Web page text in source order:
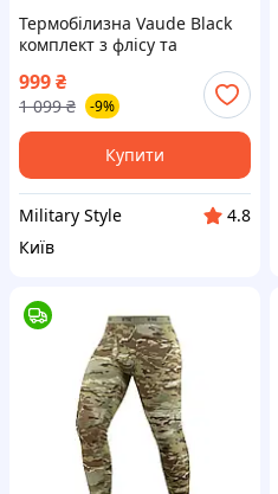
Термобілизна Vaude Black
комплект з флісу та
поліестеру для активного
відпочинку L 1
999₴
1 099 ₴ -9%
Купити
Military Style
4.8
Київ